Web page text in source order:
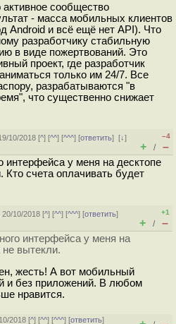
активное сообщество
- масса мобильных клиентов
Android и всё ещё нет API). Что
разработчику стабильную
в виде пожертвований. Это
проект, где разработчик
только им 24/7. Все
разрабатываются "в
что существенно снижает
10/2018 [^] [^^] [^^^] [ответить][↓]
–4
+ / –
интерфейса у меня на десктопе
Кто счета оплачивать будет
20/10/2018 [^] [^^] [^^^] [ответить]
+1
+ / –
интерфейса у меня на
не вытекли.
жесть! А вот мобильный
и без приложений. В любом
нравится.
2018 [^] [^^] [^^^] [ответить]